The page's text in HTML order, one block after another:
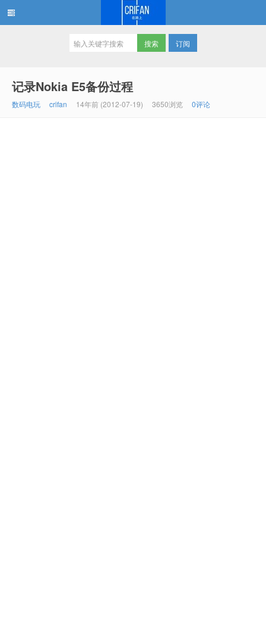
订阅
记录Nokia E5备份过程
数码电玩 crifan 14年前 (2012-07-19) 3650浏览 0评论